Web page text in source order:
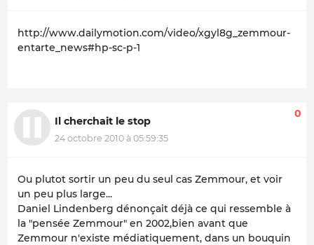
http://www.dailymotion.com/video/xgyl8g_zemmour-
entarte_news#hp-sc-p-1
Il cherchait le stop
24 octobre 2010 à 05:59:35
0
Ou plutot sortir un peu du seul cas Zemmour, et voir
un peu plus large...
Daniel Lindenberg dénonçait déjà ce qui ressemble à
la "pensée Zemmour" en 2002,bien avant que
Zemmour n'existe médiatiquement, dans un bouquin